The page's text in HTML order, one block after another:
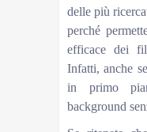
delle più
perché
efficace dei
Infatti, anche
in primo
background